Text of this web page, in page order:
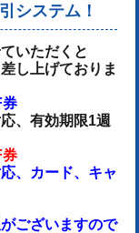
システム！
いただくと
し上げておりま
券
、有効期限1週
券
、カード、キャ
ございますので